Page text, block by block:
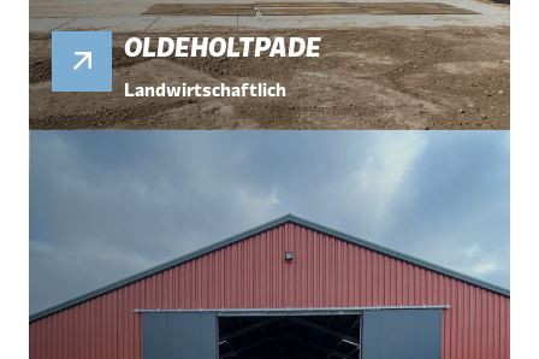
OLDEHOLTPADE
Landwirtschaftlich